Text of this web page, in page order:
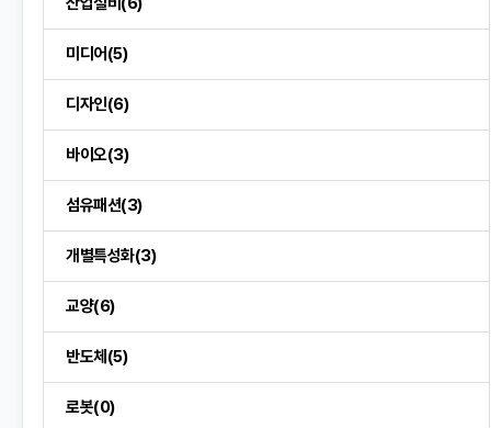
미디어(5)
디자인(6)
바이오(3)
섬유패션(3)
개별특성화(3)
교양(6)
반도체(5)
로봇(0)